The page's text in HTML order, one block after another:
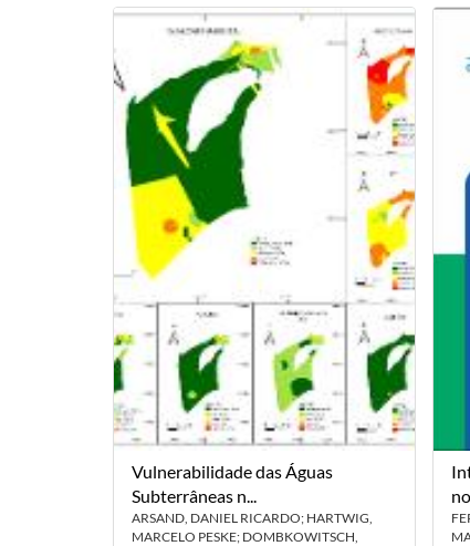
Vulnerabilidade das Águas
Subterrâneas n...
ARSAND, DANIEL RICARDO; HARTWIG,
MARCELO PESKE; DOMBKOWITSCH,